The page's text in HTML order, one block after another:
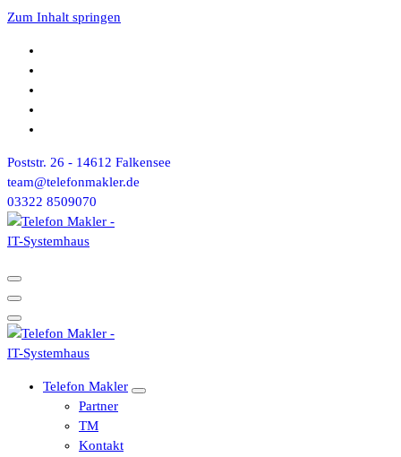
Zum Inhalt springen
Poststr. 26 - 14612 Falkensee
team@telefonmakler.de
03322 8509070
Telefon Makler
Partner
TM
Kontakt